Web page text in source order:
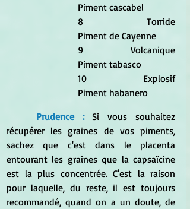
Piment cascabel
8		Torride
Piment de Cayenne
9		Volcanique
Piment tabasco
10		Explosif
Piment habanero
Prudence : Si vous souhaitez
récupérer les graines de vos piments,
sachez que c'est dans le placenta
entourant les graines que la capsaïcine
est la plus concentrée. C'est la raison
pour laquelle, du reste, il est toujours
recommandé, quand on a un doute, de